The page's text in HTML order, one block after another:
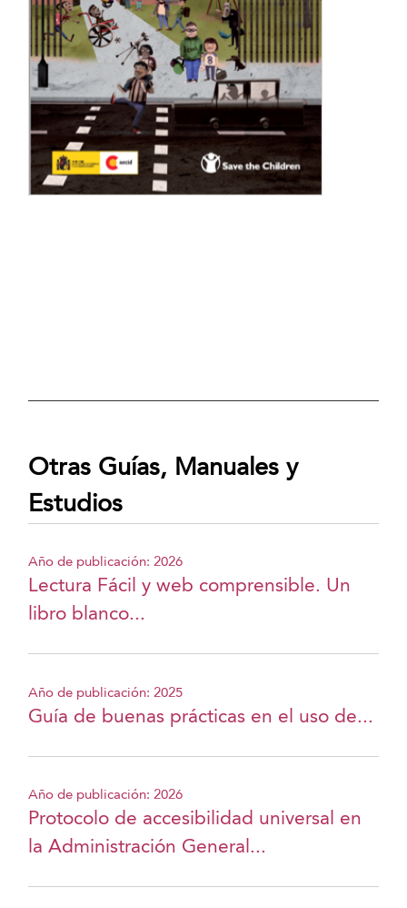
Otras Guías, Manuales y
Estudios
Año de publicación: 2026
Lectura Fácil y web comprensible. Un
libro blanco...
Año de publicación: 2025
Guía de buenas prácticas en el uso de...
Año de publicación: 2026
Protocolo de accesibilidad universal en
la Administración General...